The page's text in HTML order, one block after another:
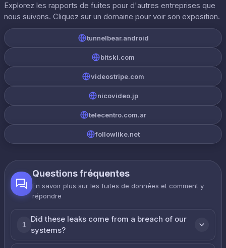
Explorez les rapports de fuites pour d'autres entreprises que
nous suivons. Cliquez sur un domaine pour voir son exposition.
tunnelbear.android
bitski.com
videostripe.com
nicovideo.jp
telecentro.com.ar
followlike.net
Questions fréquentes
En savoir plus sur les fuites de données et comment y
répondre
1
Did these leaks come from a breach of our
systems?